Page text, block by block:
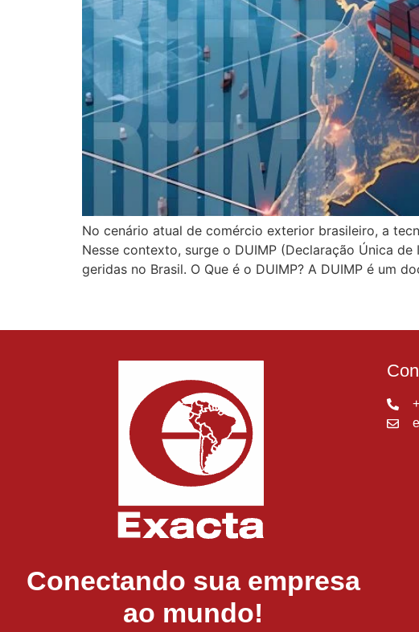
No cenário atual de comércio exterior brasileiro, a
Nesse contexto, surge o DUIMP (Declaração Única
geridas no Brasil. O Que é o DUIMP? A DUIMP é um
Conectando sua empresa
ao mundo!